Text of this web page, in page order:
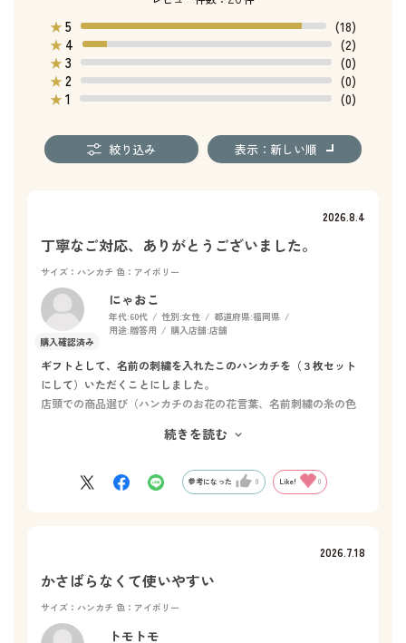
★5
(18)
★ 4
(2)
★3
(0)
★2
(0)
★1 (0)
絞り込み 表示：新しい順
2026.8.4
丁寧なご対応、ありがとうございました。
サイズ：ハンカチ 色：アイボリー
にゃおこ
年代:60代 性別:女性 都道府県:福岡県
用途:贈答用 購入店舗:店舗
ギフトとして、名前の刺繍を入れたこのハンカチを（３枚セット
にして）いただくことにしました。
店頭での商品選び（ハンカチのお花の花言葉、名前刺繍の糸の色
ありがとうございました。
続きを読む
参考になった 0 Like! 0
2026.7.18
かさばらなくて使いやすい
サイズ：ハンカチ 色：アイボリー
トモトモ